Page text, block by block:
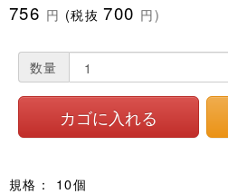
756 円 (税抜 700 円)
数量
規格： 10個